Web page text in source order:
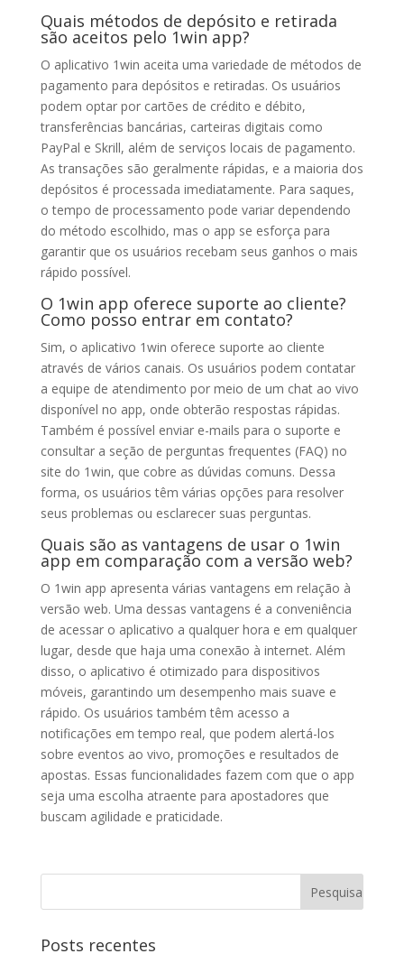
Quais métodos de depósito e retirada
são aceitos pelo 1win app?
O aplicativo 1win aceita uma variedade de métodos de
pagamento para depósitos e retiradas. Os usuários
podem optar por cartões de crédito e débito,
transferências bancárias, carteiras digitais como
PayPal e Skrill, além de serviços locais de pagamento.
As transações são geralmente rápidas, e a maioria dos
depósitos é processada imediatamente. Para saques,
o tempo de processamento pode variar dependendo
do método escolhido, mas o app se esforça para
garantir que os usuários recebam seus ganhos o mais
rápido possível.
O 1win app oferece suporte ao cliente?
Como posso entrar em contato?
Sim, o aplicativo 1win oferece suporte ao cliente
através de vários canais. Os usuários podem contatar
a equipe de atendimento por meio de um chat ao vivo
disponível no app, onde obterão respostas rápidas.
Também é possível enviar e-mails para o suporte e
consultar a seção de perguntas frequentes (FAQ) no
site do 1win, que cobre as dúvidas comuns. Dessa
forma, os usuários têm várias opções para resolver
seus problemas ou esclarecer suas perguntas.
Quais são as vantagens de usar o 1win
app em comparação com a versão web?
O 1win app apresenta várias vantagens em relação à
versão web. Uma dessas vantagens é a conveniência
de acessar o aplicativo a qualquer hora e em qualquer
lugar, desde que haja uma conexão à internet. Além
disso, o aplicativo é otimizado para dispositivos
móveis, garantindo um desempenho mais suave e
rápido. Os usuários também têm acesso a
notificações em tempo real, que podem alertá-los
sobre eventos ao vivo, promoções e resultados de
apostas. Essas funcionalidades fazem com que o app
seja uma escolha atraente para apostadores que
buscam agilidade e praticidade.
Posts recentes